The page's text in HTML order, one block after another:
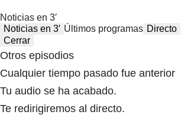
Noticias en 3′
Noticias en 3′ Últimos programas Directo
Cerrar
Otros episodios
Cualquier tiempo pasado fue anterior
Tu audio se ha acabado.
Te redirigiremos al directo.